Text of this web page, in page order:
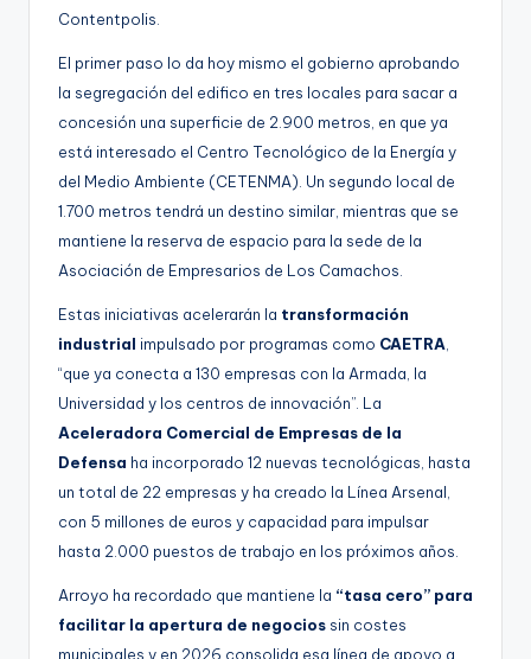
Contentpolis.
El primer paso lo da hoy mismo el gobierno aprobando
la segregación del edifico en tres locales para sacar a
concesión una superficie de 2.900 metros, en que ya
está interesado el Centro Tecnológico de la Energía y
del Medio Ambiente (CETENMA). Un segundo local de
1.700 metros tendrá un destino similar, mientras que se
mantiene la reserva de espacio para la sede de la
Asociación de Empresarios de Los Camachos.
Estas iniciativas acelerarán la transformación
industrial impulsado por programas como CAETRA
“que ya conecta a 130 empresas con la Armada, la
Universidad y los centros de innovación”. La
Aceleradora Comercial de Empresas de la
Defensa ha incorporado 12 nuevas tecnológicas, hasta
un total de 22 empresas y ha creado la Línea Arsenal,
con 5 millones de euros y capacidad para impulsar
hasta 2.000 puestos de trabajo en los próximos años.
Arroyo ha recordado que mantiene la “tasa cero” para
facilitar la apertura de negocios sin costes
municipales y en 2026 consolida esa línea de apoyo a